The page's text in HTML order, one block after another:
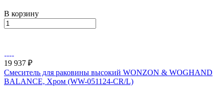
В корзину
19 937 ₽
Смеситель для раковины высокий WONZON & WOGHAND
BALANCE, Хром (WW-051124-CR/L)